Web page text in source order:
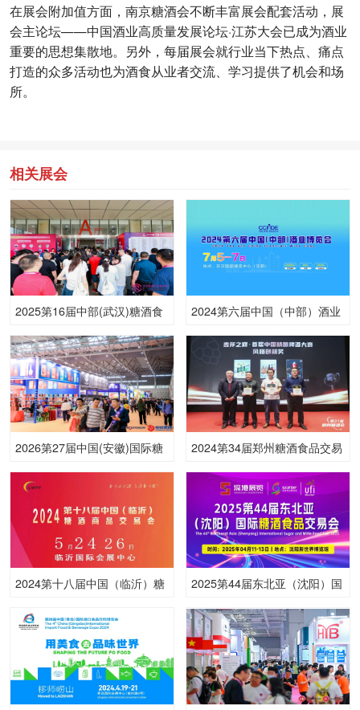
在展会附加值方面，南京糖酒会不断丰富展会配套活动，展
会主论坛——中国酒业高质量发展论坛·江苏大会已成为酒业
重要的思想集散地。另外，每届展会就行业当下热点、痛点
打造的众多活动也为酒食从业者交流、学习提供了机会和场
所。
相关展会
2025第16届中部(武汉)糖酒食
品博览会
2024第六届中国（中部）酒业
博览会
2026第27届中国(安徽)国际糖
2024第34届郑州糖酒食品交易
2024第十八届中国（临沂）糖
2025第44届东北亚（沈阳）国